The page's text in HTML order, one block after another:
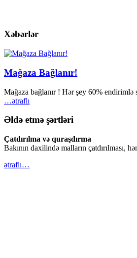
Xəbərlər
Mağaza Bağlanır!
Mağaza bağlanır ! Hər şey 60% endirimlə
…ətraflı
Əldə etmə şərtləri
Çatdırılma və quraşdırma
Bakının daxilində malların çatdırılması,
ətraflı…